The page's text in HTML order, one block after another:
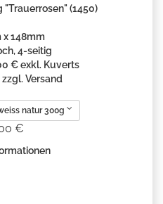
(1450)
x 148mm
4-seitig
€ exkl. Kuverts
Versand
natur 300g
€